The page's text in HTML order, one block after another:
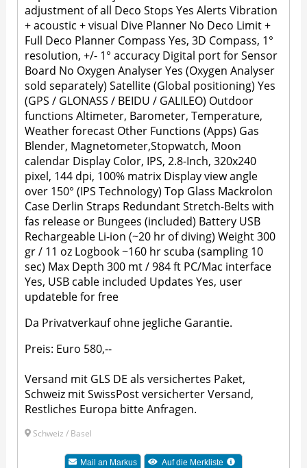
adjustment of all Deco Stops Yes Alerts Vibration
+ acoustic + visual Dive Planner No Deco Limit +
Full Deco Planner Compass Yes, 3D Compass, 1°
resolution, +/- 1° accuracy Digital port for Sensor
Board No Oxygen Analyser Yes (Oxygen Analyser
sold separately) Satellite (Global positioning) Yes
(GPS / GLONASS / BEIDU / GALILEO) Outdoor
functions Altimeter, Barometer, Temperature,
Weather forecast Other Functions (Apps) Gas
Blender, Magnetometer,Stopwatch, Moon
calendar Display Color, IPS, 2.8-Inch, 320x240
pixel, 144 dpi, 100% matrix Display view angle
over 150° (IPS Technology) Top Glass Mackrolon
Case Derlin Straps Redundant Stretch-Belts with
fas release or Bungees (included) Battery USB
Rechargeable Li-ion (~20 hr of diving) Weight 300
gr / 11 oz Logbook ~160 hr scuba (sampling 10
sec) Max Depth 300 mt / 984 ft PC/Mac interface
Yes, USB cable included Updates Yes, user
updateble for free
Da Privatverkauf ohne jegliche Garantie.
Preis: Euro 580,--
Versand mit GLS DE als versichertes Paket,
Schweiz mit SwissPost versicherter Versand,
Restliches Europa bitte Anfragen.
Schweiz / Basel
Mail an Markus Auf die Merkliste